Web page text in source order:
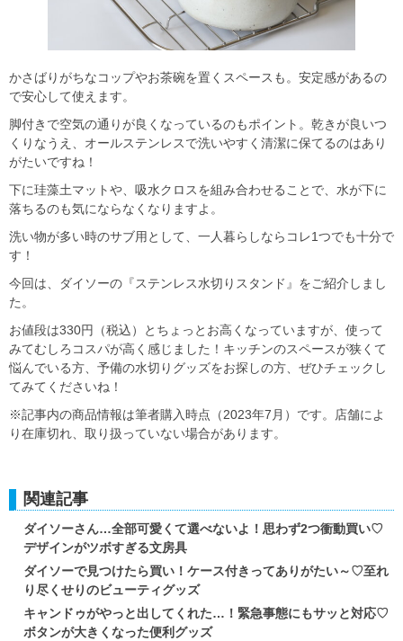
かさばりがちなコップやお茶碗を置くスペースも。安定感があるの
で安心して使えます。
脚付きで空気の通りが良くなっているのもポイント。乾きが良いつ
くりなうえ、オールステンレスで洗いやすく清潔に保てるのはあり
がたいですね！
下に珪藻土マットや、吸水クロスを組み合わせることで、水が下に
落ちるのも気にならなくなりますよ。
洗い物が多い時のサブ用として、一人暮らしならコレ1つでも十分で
す！
今回は、ダイソーの『ステンレス水切りスタンド』をご紹介しまし
た。
お値段は330円（税込）とちょっとお高くなっていますが、使って
みてむしろコスパが高く感じました！キッチンのスペースが狭くて
悩んでいる方、予備の水切りグッズをお探しの方、ぜひチェックし
てみてくださいね！
※記事内の商品情報は筆者購入時点（2023年7月）です。店舗によ
り在庫切れ、取り扱っていない場合があります。
関連記事
ダイソーさん…全部可愛くて選べないよ！思わず2つ衝動買い♡
デザインがツボすぎる文房具
ダイソーで見つけたら買い！ケース付きってありがたい～♡至れ
り尽くせりのビューティグッズ
キャンドゥがやっと出してくれた…！緊急事態にもサッと対応♡
ボタンが大きくなった便利グッズ